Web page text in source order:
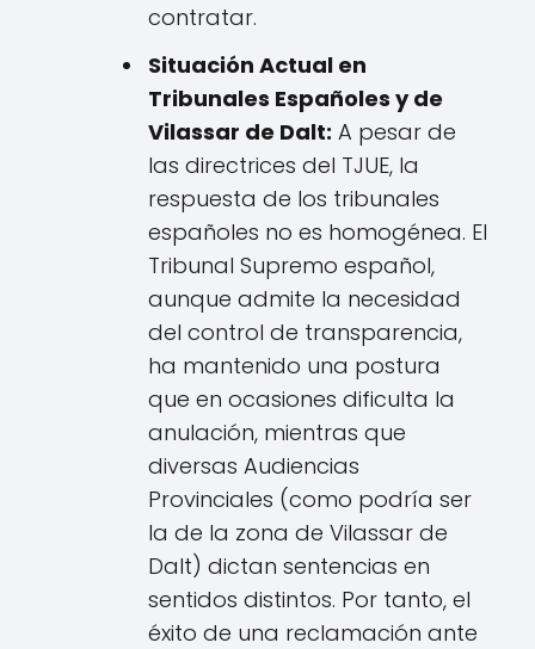
contratar.
Situación Actual en
Tribunales Españoles y de
Vilassar de Dalt: A pesar de
las directrices del TJUE, la
respuesta de los tribunales
españoles no es homogénea. El
Tribunal Supremo español,
aunque admite la necesidad
del control de transparencia,
ha mantenido una postura
que en ocasiones dificulta la
anulación, mientras que
diversas Audiencias
Provinciales (como podría ser
la de la zona de Vilassar de
Dalt) dictan sentencias en
sentidos distintos. Por tanto, el
éxito de una reclamación ante